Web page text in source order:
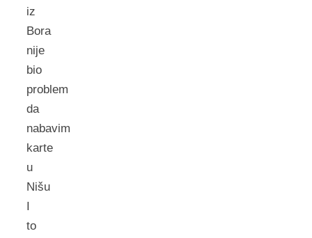
iz
Bora
nije
bio
problem
da
nabavim
karte
u
Nišu
I
to